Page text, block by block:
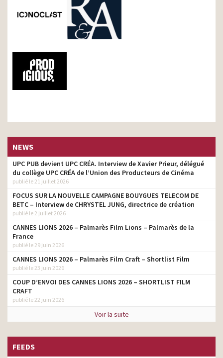
NEWS
UPC PUB devient UPC CRÉA. Interview de Xavier Prieur, délégué
du collège UPC CRÉA de l’Union des Producteurs de Cinéma
publié le 21 juillet 2026
FOCUS SUR LA NOUVELLE CAMPAGNE BOUYGUES TELECOM DE
BETC – Interview de CHRYSTEL JUNG, directrice de création
publié le 2 juillet 2026
CANNES LIONS 2026 – Palmarès Film Lions – Palmarès de la
France
publié le 29 juin 2026
CANNES LIONS 2026 – Palmarès Film Craft – Shortlist Film
publié le 23 juin 2026
COUP D’ENVOI DES CANNES LIONS 2026 – SHORTLIST FILM
CRAFT
publié le 22 juin 2026
Voir la suite
FEEDS